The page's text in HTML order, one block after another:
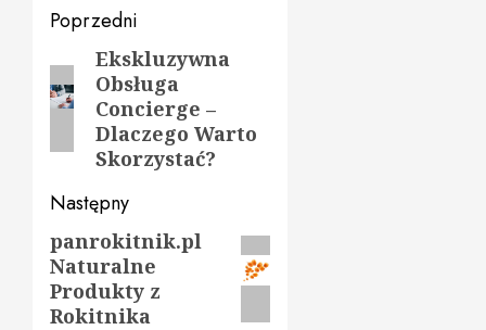
Zobacz
wpisy
Poprzedni
Poprzedni
wpis:
Ekskluzywna
Obsługa
Concierge –
Dlaczego Warto
Skorzystać?
Następny
Następny
wpis:
panrokitnik.pl
Naturalne
Produkty z
Rokitnika